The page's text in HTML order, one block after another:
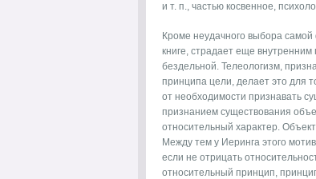
и т. п., частью косвенное,
Кроме неудачного выбора
книге, страдает еще внутренним
бездельной. Телеологизм,
принципа цели, делает это для
от необходимости признавать
признанием существования
относительный характер.
Между тем у Иеринга этого
если не отрицать
относительный принцип,